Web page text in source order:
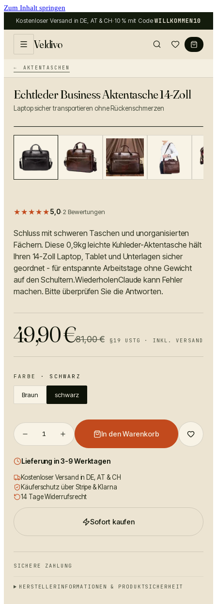
Zum Inhalt springen
Kostenloser Versand in DE, AT & CH· 10 % mit Code WILLKOMMEN10
Veldivo
AKTENTASCHEN
Echtleder Business Aktentasche 14-Zoll
Laptop sicher transportieren ohne Rückenschmerzen
−38
★★★★★5,0·2 Bewertungen
Schluss mit schweren Taschen und unorganisierten
Fächern. Diese 0,9kg leichte Kuhleder-Aktentasche hält
Ihren 14-Zoll Laptop, Tablet und Unterlagen sicher
geordnet - für entspannte Arbeitstage ohne Gewicht
auf den Schultern.WiederholenClaude kann Fehler
machen. Bitte überprüfen Sie die Antworten.
49,90€81,00€ §19 USTG · INKL. VERSAND
FARBE · SCHWARZ
Braun schwarz
1 In den Warenkorb
Lieferung in 3-9 Werktagen
Kostenloser Versand in DE, AT & CH
Käuferschutz über Stripe & Klarna
14 Tage Widerrufsrecht
Sofort kaufen
SICHERE ZAHLUNG
HERSTELLERINFORMATIONEN & PRODUKTSICHERHEIT